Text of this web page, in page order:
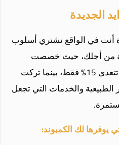
الجديدة
أنت في الواقع تشتري أسلوب
من أجلك، حيث خصصت
الشركة المطورة نسبة بناء لا تتعدى 15% فقط، بينما تركت
(85%) للمناظر الطبيعية والخدمات التي تجعل
يوفرها لك الكمبوند: